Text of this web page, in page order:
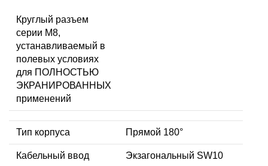
Круглый разъем
серии M8,
устанавливаемый в
полевых условиях
для ПОЛНОСТЬЮ
ЭКРАНИРОВАННЫХ
применений
Тип корпуса Прямой 180°
Кабельный ввод Экзагональный SW10